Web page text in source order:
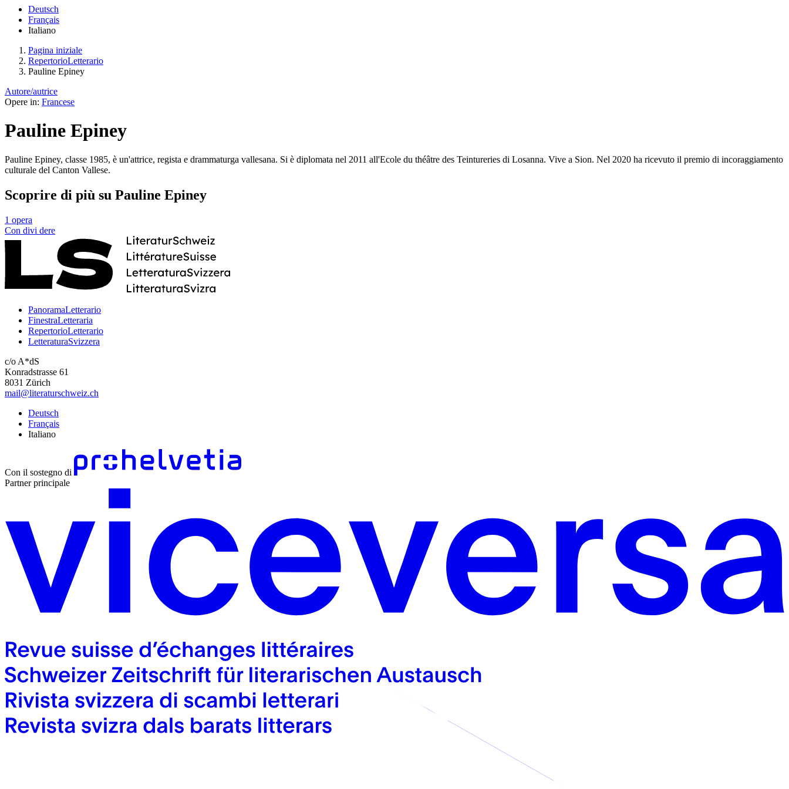
Deutsch
Français
Italiano
Pagina iniziale
RepertorioLetterario
Pauline Epiney
Autore/autrice
Opere in: Francese
Pauline Epiney
Pauline Epiney, classe 1985, è un'attrice, regista e drammaturga vallesana. Si è diplomata nel 2011 all'Ecole du théâtre des Teintureries di Losanna. Vive a Sion. Nel 2020 ha ricevuto il premio di incoraggiamento
culturale del Canton Vallese.
Scoprire di più su Pauline Epiney
1 opera
Con divi dere
PanoramaLetterario
FinestraLetteraria
RepertorioLetterario
LetteraturaSvizzera
c/o A*dS
Konradstrasse 61
8031 Zürich
mail@literaturschweiz.ch
Deutsch
Français
Italiano
Con il sostegno di
Partner principale